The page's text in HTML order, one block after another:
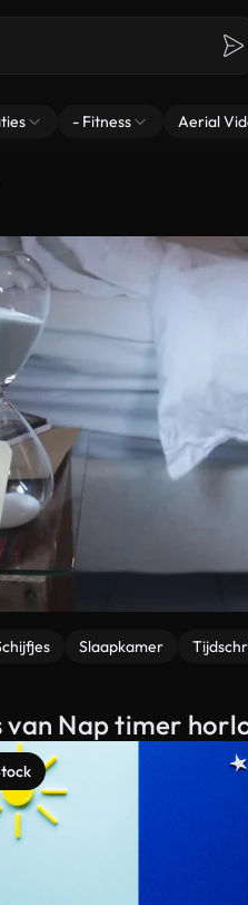
- Fitness Aerial
Slaapkamer
van Nap timer